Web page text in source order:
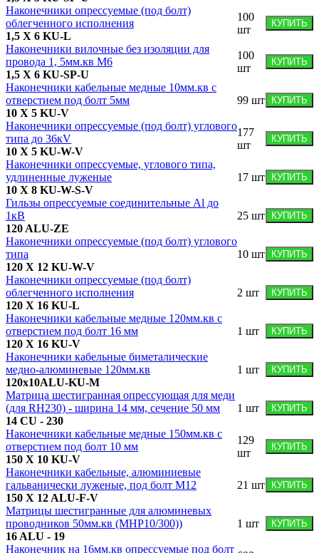
Наконечники опрессуемые (под болт)
облегченного исполнения
1,5 X 6 KU-L
100
шт
КУПИТЬ
Наконечники вилочные без изоляции для
провода 1, 5мм.кв М6
1,5 X 6 KU-SP-U
100
шт
КУПИТЬ
Наконечники кабельные медные 10мм.кв с
отверстием под болт 5мм
10 X 5 KU-V
99 шт КУПИТЬ
Наконечники опрессуемые (под болт) углового
типа до 36кV
10 X 5 KU-W-V
177
шт
КУПИТЬ
Наконечники опрессуемые, углового типа,
удлиненные луженые
10 X 8 KU-W-S-V
17 шт КУПИТЬ
Гильзы опрессуемые соединительные Al до
1кВ
120 ALU-ZE
25 шт КУПИТЬ
Наконечники опрессуемые (под болт) углового
типа
120 X 12 KU-W-V
10 шт КУПИТЬ
Наконечники опрессуемые (под болт)
облегченного исполнения
120 X 16 KU-L
2 шт КУПИТЬ
Наконечники кабельные медные 120мм.кв с
отверстием под болт 16 мм
120 X 16 KU-V
1 шт КУПИТЬ
Наконечники кабельные биметалические
медно-алюминевые 120мм.кв
120x10ALU-KU-M
1 шт КУПИТЬ
Матрица шестигранная опрессующая для меди
(для RH230) - ширина 14 мм, сечение 50 мм
14 CU - 230
1 шт КУПИТЬ
Наконечники кабельные медные 150мм.кв с
отверстием под болт 10 мм
150 X 10 KU-V
129
шт
КУПИТЬ
Наконечники кабельные, алюминиевые
гальванически луженые, под болт М12
150 X 12 ALU-F-V
21 шт КУПИТЬ
Матрицы шестигранные для алюминевых
проводников 50мм.кв (MHP10/300))
16 ALU - 19
1 шт КУПИТЬ
Наконечник на 16мм.кв опрессуемые под болт